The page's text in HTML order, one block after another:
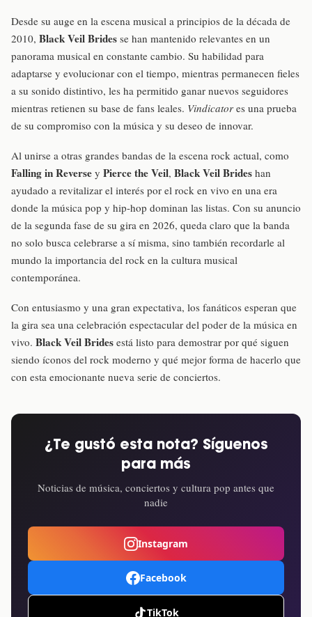
Desde su auge en la escena musical a principios de la década de
2010, Black Veil Brides se han mantenido relevantes en un
panorama musical en constante cambio. Su habilidad para
adaptarse y evolucionar con el tiempo, mientras permanecen fieles
a su sonido distintivo, les ha permitido ganar nuevos seguidores
mientras retienen su base de fans leales. Vindicatores una prueba
de su compromiso con la música y su deseo de innovar.
Al unirse a otras grandes bandas de la escena rock actual, como
Falling in Reverse y Pierce the Veil, Black Veil Brides han
ayudado a revitalizar el interés por el rock en vivo en una era
donde la música pop y hip-hop dominan las listas. Con su anuncio
de la segunda fase de su gira en 2026, queda claro que la banda
no solo busca celebrarse a sí misma, sino también recordarle al
mundo la importancia del rock en la cultura musical
contemporánea.
Con entusiasmo y una gran expectativa, los fanáticos esperan que
la gira sea una celebración espectacular del poder de la música en
vivo. Black Veil Brides está listo para demostrar por qué siguen
siendo íconos del rock moderno y qué mejor forma de hacerlo que
con esta emocionante nueva serie de conciertos.
¿Te gustó esta nota? Síguenos
para más
Noticias de música, conciertos y cultura pop antes que
nadie
Instagram
Facebook
TikTok